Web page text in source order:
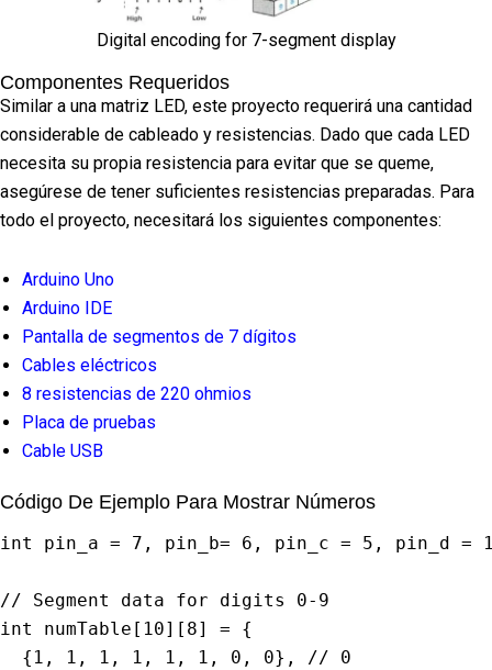
Digital encoding for 7-segment display
Componentes Requeridos
Similar a una matriz LED, este proyecto requerirá una cantidad
considerable de cableado y resistencias. Dado que cada LED
necesita su propia resistencia para evitar que se queme,
asegúrese de tener suficientes resistencias preparadas. Para
todo el proyecto, necesitará los siguientes componentes:
Arduino Uno
Arduino IDE
Pantalla de segmentos de 7 dígitos
Cables eléctricos
8 resistencias de 220 ohmios
Placa de pruebas
Cable USB
Código De Ejemplo Para Mostrar Números
int pin_a = 7 , pin_b= 6 , pin_c = 5 , pin_d =
// Segment data for digits 0-9
int
numTable [ 10] [ 8] =
{
{ 1 , 1 , 1 , 1 , 1 , 1 , 0 , 0} ,
// 0